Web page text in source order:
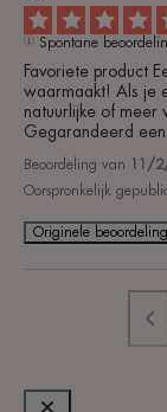
Spontane
Favoriete product
waarmaakt! Als je
natuurlijke of meer
Gegarandeerd
Beoordeling van 11/
Oorspronkelijk
Originele